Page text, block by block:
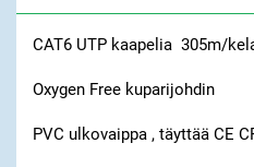
CAT6 UTP kaapelia 305m/
Oxygen Free kuparijohdin
PVC ulkovaippa , täyttää CE